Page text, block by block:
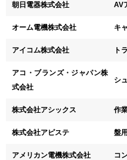
朝日電器株式会社 AV
オーム電機株式会社 キ
アイコム株式会社 ト
アコ・ブランズ・ジャパン株
式会社
シ
株式会社アシックス 作
株式会社アピステ 盤
アメリカン電機株式会社 コ